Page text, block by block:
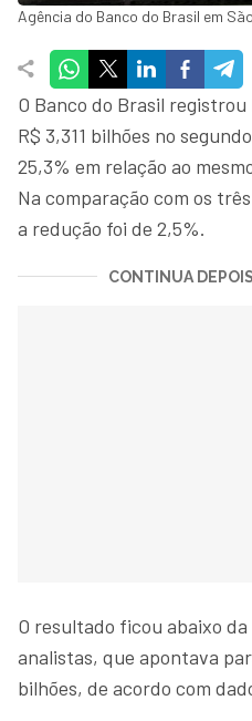
Agência do Banco do Brasil em
O Banco do Brasil
R$ 3,311 bilhões no
25,3% em relação ao
Na comparação com os
a redução foi de 2,5%.
CONTINUA
O resultado ficou abaixo
analistas, que apontava
bilhões, de acordo com